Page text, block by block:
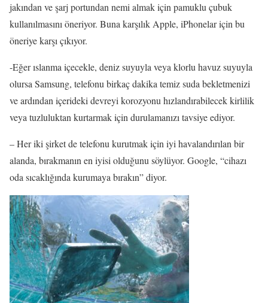
jakından ve şarj portundan nemi almak için pamuklu çubuk
kullanılmasını öneriyor. Buna karşılık Apple, iPhonelar için bu
öneriye karşı çıkıyor.
-Eğer ıslanma içecekle, deniz suyuyla veya klorlu havuz suyuyla
olursa Samsung, telefonu birkaç dakika temiz suda bekletmenizi
ve ardından içerideki devreyi korozyonu hızlandırabilecek kirlilik
veya tuzluluktan kurtarmak için durulamanızı tavsiye ediyor.
– Her iki şirket de telefonu kurutmak için iyi havalandırılan bir
alanda, bırakmanın en iyisi olduğunu söylüyor. Google, “cihazı
oda sıcaklığında kurumaya bırakın” diyor.